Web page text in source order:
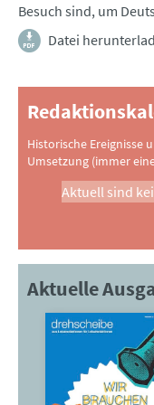
Besuch sind, um
Datei
Historische Ereignisse
Umsetzung (immer
Aktuell sind
Aktuelle